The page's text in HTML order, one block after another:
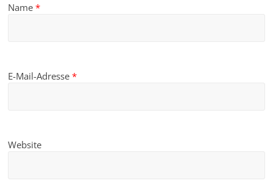
Name*
E-Mail-Adresse*
Website